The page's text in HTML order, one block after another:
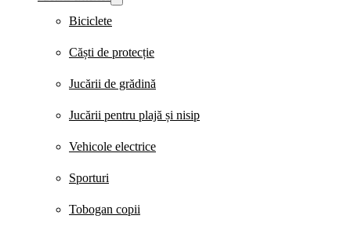
Biciclete
Căști de protecție
Jucării de grădină
Jucării pentru plajă și nisip
Vehicole electrice
Sporturi
Tobogan copii